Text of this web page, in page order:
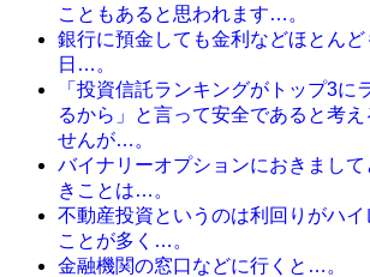
こともあると思われます…。
銀行に預金しても金利などほとん
日…。
「投資信託ランキングがトップ3に
るから」と言って安全であると考え
せんが…。
バイナリーオプションにおきまし
きことは…。
不動産投資というのは利回りがハ
ことが多く…。
金融機関の窓口などに行くと…。